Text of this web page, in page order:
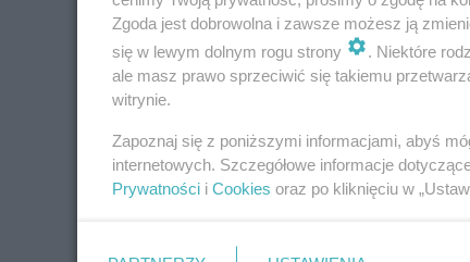
Zgoda jest dobrowolna i zawsze możesz ją
się w lewym dolnym rogu strony
. Niektóre
ale masz prawo sprzeciwić się takiemu
witrynie.
Zapoznaj się z poniższymi informacjami, abyś
internetowych. Szczegółowe informacje
Prywatności i Cookies oraz po kliknięciu w